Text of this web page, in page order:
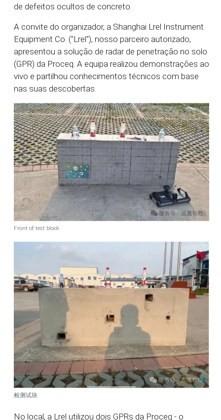
de defeitos ocultos de concreto.
A convite do organizador, a Shanghai Lrel Instrument
Equipment Co. ("Lrel"), nosso parceiro autorizado,
apresentou a solução de radar de penetração no solo
(GPR) da Proceq. A equipa realizou demonstrações ao
vivo e partilhou conhecimentos técnicos com base
nas suas descobertas.
Front of test block
检测试块
No local, a Lrel utilizou dois GPRs da Proceq - o